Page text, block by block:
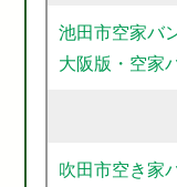
池田市空家バ
大阪版・空家
吹田市空き家